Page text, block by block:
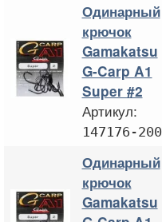
Одинарный
крючок
Gamakatsu
G-Carp A1
Super #2
Артикул:
147176-200
Одинарный
крючок
Gamakatsu